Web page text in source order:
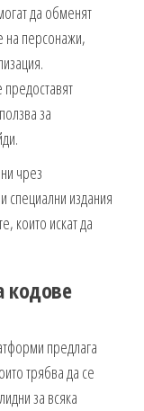
да обменят
на персонажи,
за
чрез
специални издания
които искат да
кодове
предлага
трябва да се
за всяка